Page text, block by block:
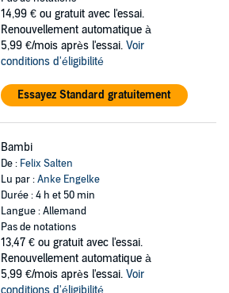
14,99 € ou gratuit avec l'essai.
Renouvellement automatique à
5,99 €/mois après l'essai. Voir
conditions d'éligibilité
Essayez Standard gratuitement
Bambi
De : Felix Salten
Lu par :Anke Engelke
Durée : 4 h et 50 min
Langue : Allemand
Pas de notations
13,47 € ou gratuit avec l'essai.
Renouvellement automatique à
5,99 €/mois après l'essai. Voir
conditions d'éligibilité